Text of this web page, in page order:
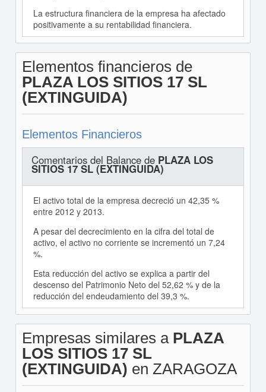
La estructura financiera de la empresa ha afectado
positivamente a su rentabilidad financiera.
Elementos financieros de
PLAZA LOS SITIOS 17 SL
(EXTINGUIDA)
Elementos Financieros
Comentarios del Balance de PLAZA LOS
SITIOS 17 SL (EXTINGUIDA)
El activo total de la empresa decreció un 42,35 %
entre 2012 y 2013.
A pesar del decrecimiento en la cifra del total de
activo, el activo no corriente se incrementó un 7,24
%.
Esta reducción del activo se explica a partir del
descenso del Patrimonio Neto del 52,62 % y de la
reducción del endeudamiento del 39,3 %.
Empresas similares a PLAZA
LOS SITIOS 17 SL
(EXTINGUIDA) en ZARAGOZA